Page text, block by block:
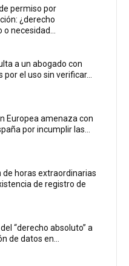
permiso por
¿derecho
necesidad...
a un abogado con
por el uso sin verificar...
Europea amenaza con
por incumplir las...
de horas extraordinarias
de registro de
“derecho absoluto” a
de datos en...